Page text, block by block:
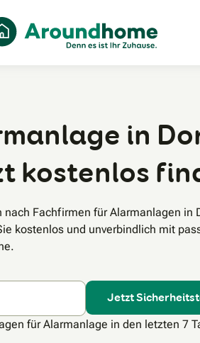
in
kostenlos
nach Fachfirmen für Alarmanlagen in
kostenlos und unverbindlich mit
Jetzt
für Alarmanlage in den letzten 7